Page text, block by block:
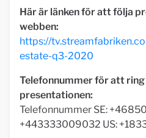
Här är länken för att följa
webben:
https://
estate-q3-2020
Telefonnummer för att ring
presentationen:
Telefonnummer SE:
+443333009032 US: